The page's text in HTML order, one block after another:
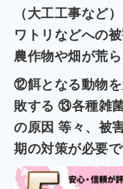
（大工工事など
ワトリなどへの
農作物や畑が荒
⑫餌となる動物を
敗する ⑬各種雑
の原因 等々、被
期の対策が必要で